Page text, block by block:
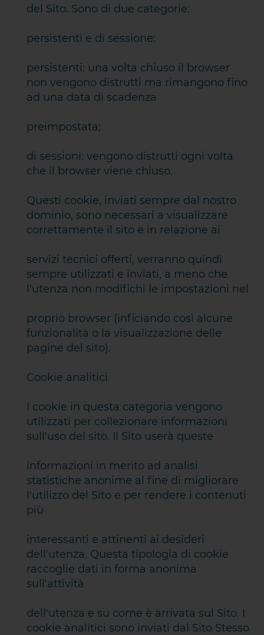
del Sito. Sono di due categorie:
persistenti e di sessione:
persistenti: una volta chiuso il browser
non vengono distrutti ma rimangono fino
ad una data di scadenza
preimpostata;
di sessioni: vengono distrutti ogni volta
che il browser viene chiuso.
Questi cookie, inviati sempre dal nostro
dominio, sono necessari a visualizzare
correttamente il sito e in relazione ai
servizi tecnici offerti, verranno quindi
sempre utilizzati e inviati, a meno che
l'utenza non modifichi le impostazioni nel
proprio browser (inficiando così alcune
funzionalità o la visualizzazione delle
pagine del sito).
Cookie analitici
I cookie in questa categoria vengono
utilizzati per collezionare informazioni
sull'uso del sito. Il Sito userà queste
informazioni in merito ad analisi
statistiche anonime al fine di migliorare
l'utilizzo del Sito e per rendere i contenuti
più
interessanti e attinenti ai desideri
dell'utenza. Questa tipologia di cookie
raccoglie dati in forma anonima
sull'attività
dell'utenza e su come è arrivata sul Sito. I
cookie analitici sono inviati dal Sito Stesso